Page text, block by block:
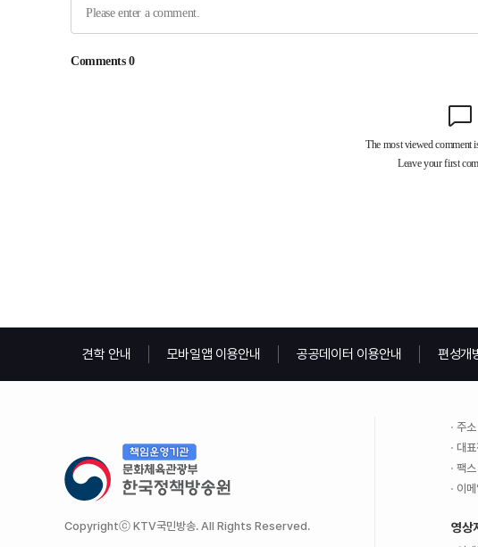
견학 안내 모바일앱 이용안내 공공데이터 이용안내 편성개
Copyrightⓒ KTV국민방송. All Rights Reserved.
주
대
팩
이
영상